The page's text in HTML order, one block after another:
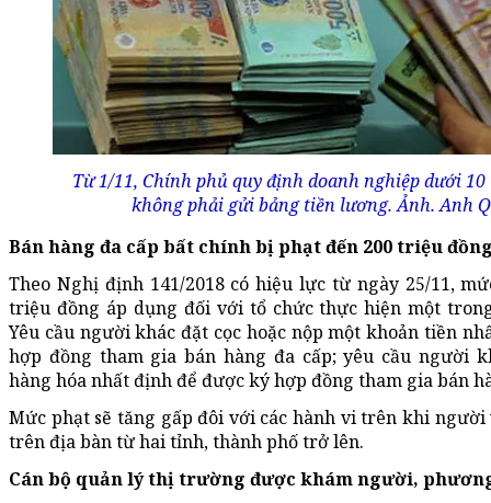
Từ 1/11, Chính phủ quy định doanh nghiệp dưới 10
không phải gửi bảng tiền lương. Ảnh. Anh
Bán hàng đa cấp bất chính bị phạt đến 200 triệu
Theo Nghị định 141/2018 có hiệu lực từ ngày 25/11,
triệu đồng áp dụng đối với tổ chức thực hiện một
Yêu cầu người khác đặt cọc hoặc nộp một khoản tiền
hợp đồng tham gia bán hàng đa cấp; yêu cầu người
hàng hóa nhất định để được ký hợp đồng tham gia bán
Mức phạt sẽ tăng gấp đôi với các hành vi trên khi
trên địa bàn từ hai tỉnh, thành phố trở lên.
Cán bộ quản lý thị trường được khám người,